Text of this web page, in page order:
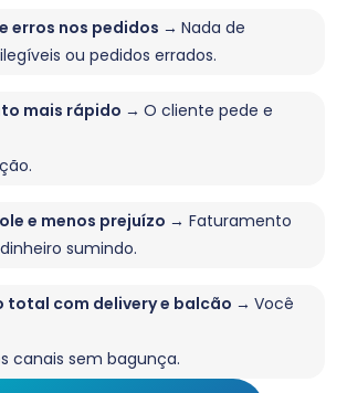
erros nos pedidos → Nada de
ou pedidos errados.
mais rápido → O cliente pede e
e menos prejuízo → Faturamento
sumindo.
total com delivery e balcão → Você
canais sem bagunça.